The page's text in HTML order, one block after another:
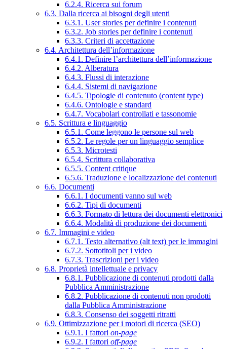
6.2.4. Ricerca sui forum
6.3. Dalla ricerca ai bisogni degli utenti
6.3.1. User stories per definire i contenuti
6.3.2. Job stories per definire i contenuti
6.3.3. Criteri di accettazione
6.4. Architettura dell’informazione
6.4.1. Definire l’architettura dell’informazione
6.4.2. Alberatura
6.4.3. Flussi di interazione
6.4.4. Sistemi di navigazione
6.4.5. Tipologie di contenuto (content type)
6.4.6. Ontologie e standard
6.4.7. Vocabolari controllati e tassonomie
6.5. Scrittura e linguaggio
6.5.1. Come leggono le persone sul web
6.5.2. Le regole per un linguaggio semplice
6.5.3. Microtesti
6.5.4. Scrittura collaborativa
6.5.5. Content critique
6.5.6. Traduzione e localizzazione dei contenuti
6.6. Documenti
6.6.1. I documenti vanno sul web
6.6.2. Tipi di documenti
6.6.3. Formato di lettura dei documenti elettronici
6.6.4. Modalità di produzione dei documenti
6.7. Immagini e video
6.7.1. Testo alternativo (alt text) per le immagini
6.7.2. Sottotitoli per i video
6.7.3. Trascrizioni per i video
6.8. Proprietà intellettuale e privacy
6.8.1. Pubblicazione di contenuti prodotti dalla
Pubblica Amministrazione
6.8.2. Pubblicazione di contenuti non prodotti
dalla Pubblica Amministrazione
6.8.3. Consenso dei soggetti ritratti
6.9. Ottimizzazione per i motori di ricerca (SEO)
6.9.1. I fattori on-page
6.9.2. I fattori off-page